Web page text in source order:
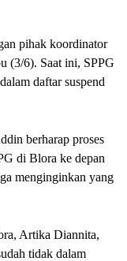
pihak koordinator
(3/6). Saat ini, SPPG
daftar suspend
berharap proses
di Blora ke depan
menginginkan yang
Artika Diannita,
tidak dalam